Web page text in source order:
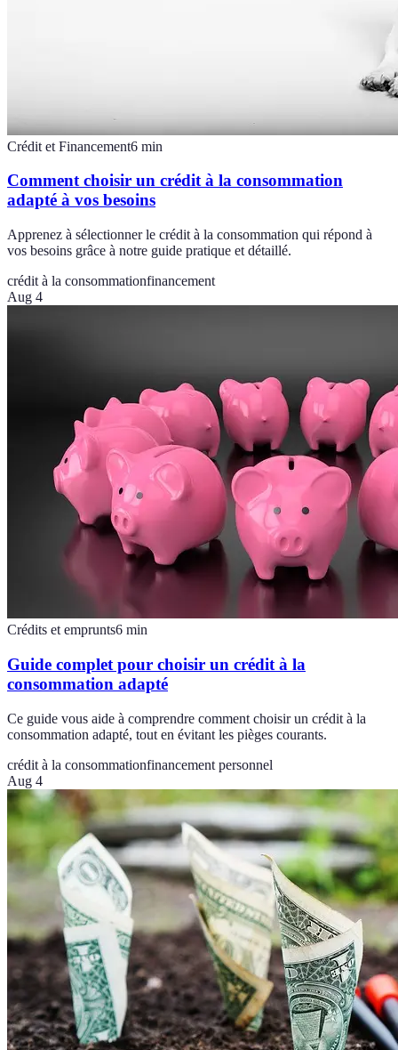
Crédit et Financement6 min
Comment choisir un crédit à la consommation
adapté à vos besoins
Apprenez à sélectionner le crédit à la consommation qui répond à
vos besoins grâce à notre guide pratique et détaillé.
crédit à la consommationfinancement
Aug 4
Crédits et emprunts6 min
Guide complet pour choisir un crédit à la
consommation adapté
Ce guide vous aide à comprendre comment choisir un crédit à la
consommation adapté, tout en évitant les pièges courants.
crédit à la consommationfinancement personnel
Aug 4